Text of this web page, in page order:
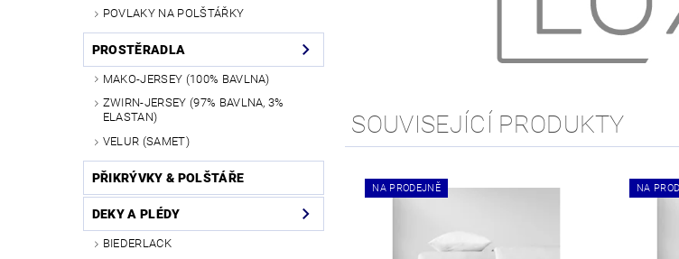
POVLAKY NA POLŠTÁŘKY
PROSTĚRADLA
MAKO-JERSEY (100% BAVLNA)
ZWIRN-JERSEY (97% BAVLNA, 3%
ELASTAN)
VELUR (SAMET)
PŘIKRÝVKY & POLŠTÁŘE
DEKY A PLÉDY
BIEDERLACK
SOUVISEJÍCÍ PRODUKTY
NA PRODEJNĚ NA